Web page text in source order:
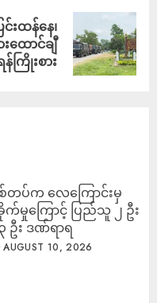
းထန်နေ၊
ောင်ချီ
ကြိုးစား
တပ်က လေကြောင်းမှ
မှုကြောင့် ပြည်သူ ၂ ဦး
ဦး ဒဏ်ရာရ
AUGUST 10, 2026